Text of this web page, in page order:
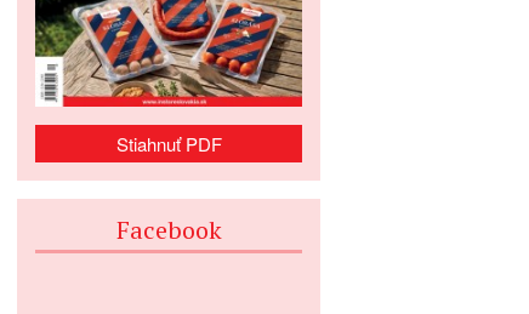
Stiahnuť PDF
Facebook